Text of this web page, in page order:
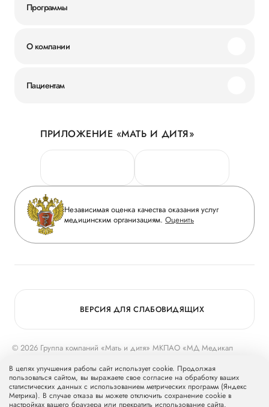
Программы
О компании
Новости
Руководство
Сотрудничество
Инвесторам
Журнал «Мать и дитя»
Вакансии
Медицинский туризм
Пациентам
Личный кабинет
Персональные данные
Горячая линия качества
Вопрос-ответ
Приложение пациента
Статьи
ПРИЛОЖЕНИЕ «МАТЬ И ДИТЯ»
Независимая оценка качества оказания услуг
медицинским организациям. Оценить
© 2026 Группа компаний «Мать и дитя» МКПАО «МД Медикал
Группу компаний «Мать и дитя».
ВЕРСИЯ ДЛЯ СЛАБОВИДЯЩИХ
В целях улучшения работы сайт использует cookie. Продолжая
пользоваться сайтом, вы выражаете свое согласие на обработку ваших
статистических данных с использованием метрических программ (Яндекс
Метрика). В случае отказа вы можете отключить сохранение cookie в
настройках вашего браузера или прекратить использование сайта.